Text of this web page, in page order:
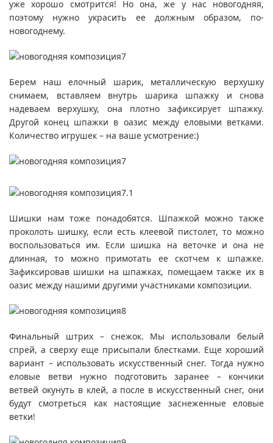
уже хорошо смотрится! Но она, же у нас новогодняя,
поэтому нужно украсить ее должным образом, по-
новогоднему.
Берем наш елочный шарик, металлическую верхушку
снимаем, вставляем внутрь шарика шпажку и снова
надеваем верхушку, она плотно зафиксирует шпажку.
Другой конец шпажки в оазис между еловыми ветками.
Количество игрушек – на ваше усмотрение:)
Шишки нам тоже понадобятся. Шпажкой можно также
проколоть шишку, если есть клеевой пистолет, то можно
воспользоваться им. Если шишка на веточке и она не
длинная, то можно примотать ее скотчем к шпажке.
Зафиксировав шишки на шпажках, помещаем также их в
оазис между нашими другими участниками композиции.
Финальный штрих – снежок. Мы использовали белый
спрей, а сверху еще присыпали блестками. Еще хороший
вариант – использовать искусственный снег. Тогда нужно
еловые ветви нужно подготовить заранее – кончики
ветвей окунуть в клей, а после в искусственный снег, они
будут смотреться как настоящие заснеженные еловые
ветки!